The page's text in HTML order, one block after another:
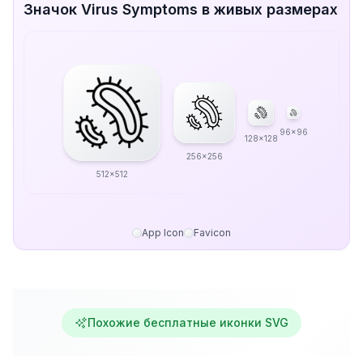
Значок Virus Symptoms в живых размерах
512x512
256x256
128x128
96x96
App Icon Favicon
Похожие бесплатные иконки SVG